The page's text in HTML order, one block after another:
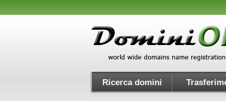
Ricerca domini